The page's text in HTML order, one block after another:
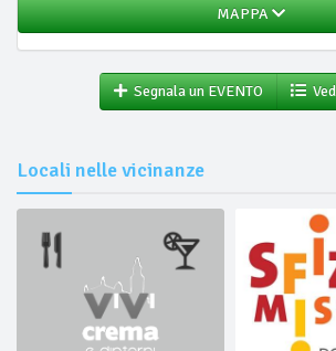
MAPPA
Segnala un EVENTO
Locali nelle vicinanze